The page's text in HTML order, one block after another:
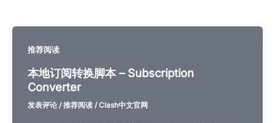
推荐阅读
本地订阅转换脚本 – Subscription
Converter
发表评论 /推荐阅读/Clash中文官网